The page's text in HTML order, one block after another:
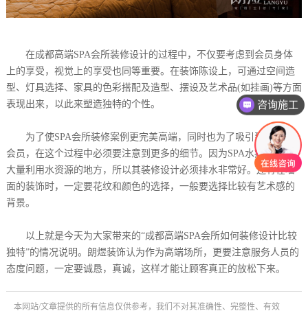
在成都高端SPA会所装修设计的过程中，不仅要考虑到会员身体
上的享受，视觉上的享受也同等重要。在装饰陈设上，可通过空间造
型、灯具选择、家具的色彩搭配及造型、摆设及艺术品(如挂画)等方面
表现出来，以此来塑造独特的个性。
为了使SPA会所装修案例更完美高端，同时也为了吸引到更多的
会员，在这个过程中必须要注意到更多的细节。因为SPA水疗会所是
大量利用水资源的地方，所以其装修设计必须排水非常好。还有在墙
面的装饰时，一定要花纹和颜色的选择，一般要选择比较有艺术感的
背景。
以上就是今天为大家带来的“成都高端SPA会所如何装修设计比较
独特”的情况说明。朗煜装饰认为作为高端场所，更要注意服务人员的
态度问题，一定要诚恳，真诚，这样才能让顾客真正的放松下来。
本网站/文章提供的所有信息仅供参考，我们不对其准确性、完整性、有效
咨询施工